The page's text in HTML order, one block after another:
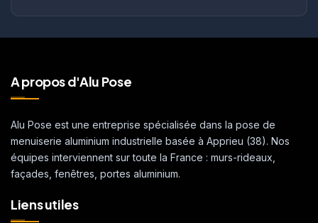
A propos d'Alu Pose
Alu Pose est une entreprise spécialisée dans la pose de
menuiserie aluminium industrielle basée à Apprieu (38). Nos
équipes interviennent sur toute la France : murs-rideaux,
façades, fenêtres, portes aluminium.
Liens utiles